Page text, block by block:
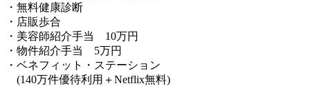
・無料健康診断
・店販歩合
・美容師紹介手当 10万円
・物件紹介手当 5万円
・ベネフィット・ステーション
(140万件優待利用＋Netflix無料)